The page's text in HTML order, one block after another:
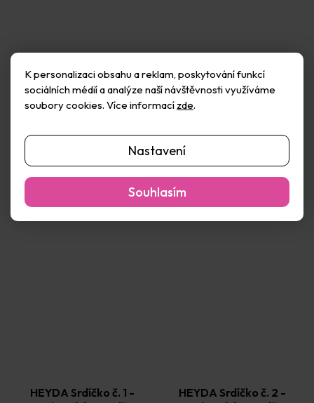
K personalizaci obsahu a reklam, poskytování funkcí
sociálních médií a analýze naší návštěvnosti využíváme
soubory cookies. Více informacízde.
Nastavení
Souhlasím
HEYDA Princezny a víly -
gumová razítka na dřevě
sada 15 ks
167 Kč
HEYDA Smajlíci č. 31 -
gumová razítka na dřevě
94 Kč
HEYDA Srdíčko č. 1 -
HEYDA Srdíčko č. 2 -